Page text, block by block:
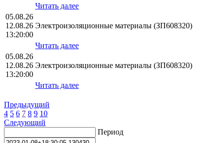
Читать далее
05.08.26
12.08.26
13:20:00
Электроизоляционные материалы (ЗП608320)
Читать далее
05.08.26
12.08.26
13:20:00
Электроизоляционные материалы (ЗП608320)
Читать далее
Предыдущий
4 5 6 7 8 9 10
Следующий
Период